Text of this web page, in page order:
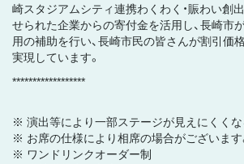
崎スタジアムシティ連携わくわく・賑わい創
せられた企業からの寄付金を活用し、長崎市
用の補助を行い、長崎市民の皆さんが割引価
実現しています。
******************
※ 演出等により⼀部ステージが⾒えにくくな
※ お席の仕様により相席の場合がございます
※ ワンドリンクオーダー制